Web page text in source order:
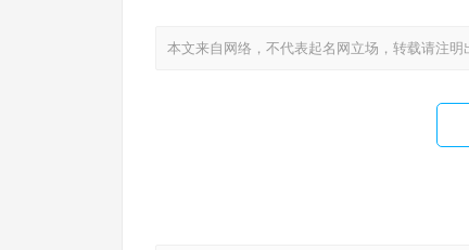
本文来自网络，不代表起名网立场，转载请注明